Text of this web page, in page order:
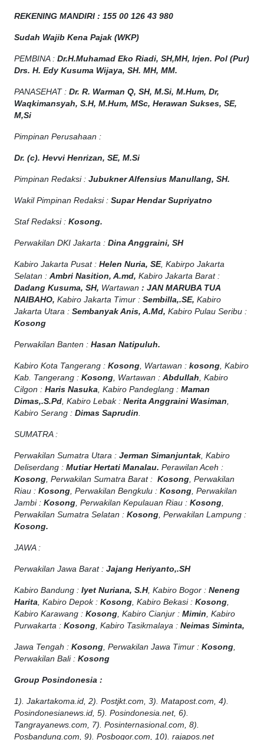
REKENING MANDIRI : 155 00 126 43 980
Sudah Wajib Kena Pajak (WKP)
PEMBINA : Dr.H.Muhamad Eko Riadi, SH,MH, Irjen. Pol (Pur)
Drs. H. Edy Kusuma Wijaya, SH. MH, MM.
PANASEHAT : Dr. R. Warman Q, SH, M.Si, M.Hum, Dr,
Waqkimansyah, S.H, M.Hum, MSc, Herawan Sukses, SE,
M,Si
Pimpinan Perusahaan :
Dr. (c). Hevvi Henrizan, SE, M.Si
Pimpinan Redaksi : Jubukner Alfensius Manullang, SH.
Wakil Pimpinan Redaksi : Supar Hendar Supriyatno
Staf Redaksi : Kosong.
Perwakilan DKI Jakarta : Dina Anggraini, SH
Kabiro Jakarta Pusat : Helen Nuria, SE, Kabirpo Jakarta
Selatan : Ambri Nasition, A.md, Kabiro Jakarta Barat :
Dadang Kusuma, SH, Wartawan : JAN MARUBA TUA
NAIBAHO, Kabiro Jakarta Timur : Sembilla,.SE, Kabiro
Jakarta Utara : Sembanyak Anis, A.Md, Kabiro Pulau Seribu :
Kosong
Perwakilan Banten : Hasan Natipuluh.
Kabiro Kota Tangerang : Kosong , Wartawan : kosong , Kabiro
Kab. Tangerang : Kosong , Wartawan : Abdullah , Kabiro
Cilgon : Haris Nasuka , Kabiro Pandeglang : Maman
Dimas,.S.Pd , Kabiro Lebak : Nerita Anggraini Wasiman
Kabiro Serang : Dimas Saprudin
SUMATRA :
Perwakilan Sumatra Utara : Jerman Simanjuntak , Kabiro
Deliserdang : Mutiar Hertati Manalau. Perawilan Aceh :
Kosong , Perwakilan Sumatra Barat : Kosong , Perwakilan
Riau : Kosong , Perwakilan Bengkulu : Kosong , Perwakilan
Jambi : Kosong , Perwakilan Kepulauan Riau : Kosong
Perwakilan Sumatra Selatan : Kosong , Perwakilan Lampung :
Kosong.
JAWA :
Perwakilan Jawa Barat : Jajang Heriyanto,.SH
Kabiro Bandung : Iyet Nuriana, S.H, Kabiro Bogor : Neneng
Harita , Kabiro Depok : Kosong , Kabiro Bekasi : Kosong
Kabiro Karawang : Kosong , Kabiro Cianjur : Mimin , Kabiro
Purwakarta : Kosong , Kabiro Tasikmalaya : Neimas Siminta,
Jawa Tengah : Kosong , Perwakilan Jawa Timur : Kosong
Perwakilan Bali : Kosong
Group Posindonesia :
1). Jakartakoma.id, 2). Postjkt.com, 3). Matapost.com, 4).
Posindonesianews.id, 5). Posindonesia.net, 6).
Tangrayanews.com, 7). Posinternasional.com, 8).
Posbandung.com, 9). Posbogor.com, 10). rajapos.net